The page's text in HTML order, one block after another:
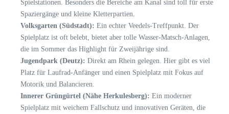
Spielstationen. Besonders die Bereiche am Kanal sind toll für erste
Spaziergänge und kleine Kletterpartien.
Volksgarten (Südstadt): Ein echter Veedels-Treffpunkt. Der
Spielplatz ist oft belebt, bietet aber tolle Wasser-Matsch-Anlagen,
die im Sommer das Highlight für Zweijährige sind.
Jugendpark (Deutz): Direkt am Rhein gelegen. Hier gibt es viel
Platz für Laufrad-Anfänger und einen Spielplatz mit Fokus auf
Motorik und Balancieren.
Innerer Grüngürtel (Nähe Herkulesberg): Ein moderner
Spielplatz mit weichem Fallschutz und innovativen Geräten, die